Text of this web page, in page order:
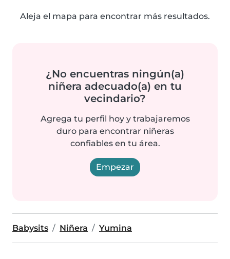
Aleja el mapa para encontrar más resultados.
¿No encuentras ningún(a)
niñera adecuado(a) en tu
vecindario?
Agrega tu perfil hoy y trabajaremos
duro para encontrar niñeras
confiables en tu área.
Empezar
Babysits Niñera Yumina